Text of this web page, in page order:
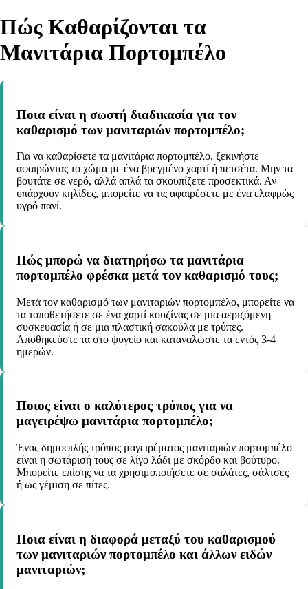
Πώς Καθαρίζονται τα
Μανιτάρια Πορτομπέλο
Ποια είναι η σωστή διαδικασία για τον
καθαρισμό των μανιταριών πορτομπέλο;
Για να καθαρίσετε τα μανιτάρια πορτομπέλο, ξεκινήστε
αφαιρώντας το χώμα με ένα βρεγμένο χαρτί ή πετσέτα. Μην τα
βουτάτε σε νερό, αλλά απλά τα σκουπίζετε προσεκτικά. Αν
υπάρχουν κηλίδες, μπορείτε να τις αφαιρέσετε με ένα ελαφρώς
υγρό πανί.
Πώς μπορώ να διατηρήσω τα μανιτάρια
πορτομπέλο φρέσκα μετά τον καθαρισμό τους;
Μετά τον καθαρισμό των μανιταριών πορτομπέλο, μπορείτε να
τα τοποθετήσετε σε ένα χαρτί κουζίνας σε μια αεριζόμενη
συσκευασία ή σε μια πλαστική σακούλα με τρύπες.
Αποθηκεύστε τα στο ψυγείο και καταναλώστε τα εντός 3-4
ημερών.
Ποιος είναι ο καλύτερος τρόπος για να
μαγειρέψω μανιτάρια πορτομπέλο;
Ένας δημοφιλής τρόπος μαγειρέματος μανιταριών πορτομπέλο
είναι η σωτάρισή τους σε λίγο λάδι με σκόρδο και βούτυρο.
Μπορείτε επίσης να τα χρησιμοποιήσετε σε σαλάτες, σάλτσες
ή ως γέμιση σε πίτες.
Ποια είναι η διαφορά μεταξύ του καθαρισμού
των μανιταριών πορτομπέλο και άλλων ειδών
μανιταριών;